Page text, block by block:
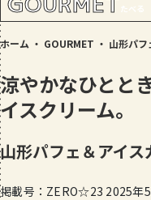
地元民
GOURMET
おすす
ウェイ
【お肉
たべる
ホーム ・ GOURMET ・ 山形パフ
涼やかなひとと
イスクリーム。
山形パフェ＆アイス
掲載号：ZERO☆23 2025年